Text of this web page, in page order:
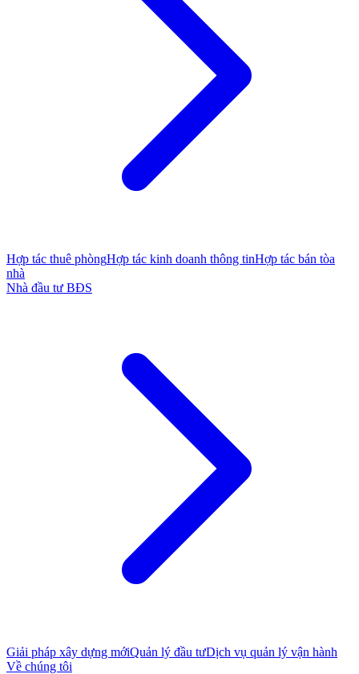
Hợp tác thuê phòngHợp tác kinh doanh thông tinHợp tác bán tòa
nhà
Nhà đầu tư BĐS
Giải pháp xây dựng mớiQuản lý đầu tưDịch vụ quản lý vận hành
Về chúng tôi